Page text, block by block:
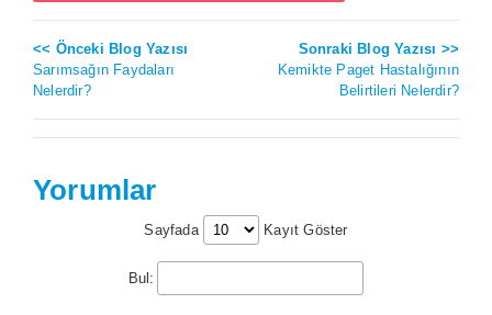
<< Önceki Blog Yazısı
Sarımsağın Faydaları
Nelerdir?
Sonraki Blog Yazısı >>
Kemikte Paget Hastalığının
Belirtileri Nelerdir?
Yorumlar
Sayfada Kayıt Göster
Bul: